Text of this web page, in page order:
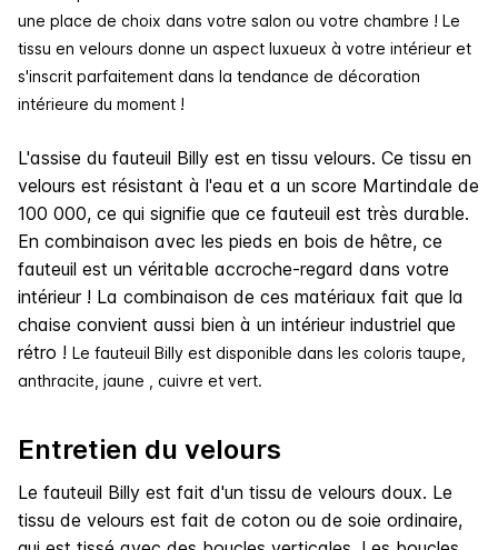
une place de choix dans votre salon ou votre chambre ! Le
tissu en velours donne un aspect luxueux à votre intérieur et
s'inscrit parfaitement dans la tendance de décoration
intérieure du moment !
L'assise du fauteuil Billy est en tissu velours. Ce tissu en
velours est résistant à l'eau et a un score Martindale de
100 000, ce qui signifie que ce fauteuil est très durable.
En combinaison avec les pieds en bois de hêtre, ce
fauteuil est un véritable accroche-regard dans votre
intérieur ! La combinaison de ces matériaux fait que la
chaise convient aussi bien à un intérieur industriel que
rétro ! Le fauteuil Billy est disponible dans les coloris taupe,
anthracite, jaune , cuivre et vert.
Entretien du velours
Le fauteuil Billy est fait d'un tissu de velours doux. Le
tissu de velours est fait de coton ou de soie ordinaire,